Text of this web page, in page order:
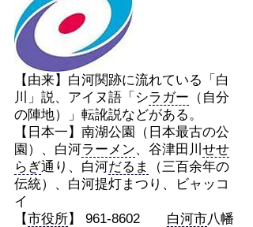
【由来】白河関跡に流れている「白
川」説、アイヌ語「シラガー （自分
の陣地）」転訛説などがある。
【日本一】南湖公園（日本最古の公
園）、白河ラーメン、谷津田川 せせ
らぎ通り、白河だるま
（三百余年の
伝統）、白河提灯まつり、ビャッコ
イ
【市役所】 961-8602 白河市八幡